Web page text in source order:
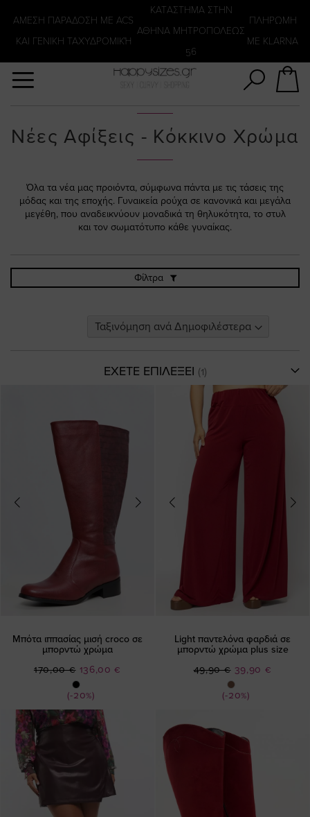
ΑΜΕΣΗ ΠΑΡΑΔΟΣΗ ΜΕ ACS
ΚΑΙ ΓΕΝΙΚΗ ΤΑΧΥΔΡΟΜΙΚΉ
KATΑΣΤΗΜΑ ΣΤΗΝ
ΑΘΗΝΑ ΜΗΤΡΟΠΟΛΕΩΣ
56
ΠΛΗΡΩΜΗ
ΜΕ KLARNA
Νέες Αφίξεις - Κόκκινο Χρώμα
Όλα τα νέα μας προιόντα, σύμφωνα πάντα με τις τάσεις της
μόδας και της εποχής. Γυναικεία ρούχα σε κανονικά και μεγάλα
μεγέθη, που αναδεικνύουν μοναδικά τη θηλυκότητα, το στυλ
και τον σωματότυπο κάθε γυναίκας.
Φίλτρα
ΕΧΕΤΕ ΕΠΙΛΕΞΕΙ
Μπότα ιππασίας μισή croco σε
μπορντώ χρώμα
(-20%)
Ειδική
Τιμή
136,00 €
170,00 €
Light παντελόνα φαρδιά σε
μπορντώ χρώμα plus size
(-20%)
Ειδική
Τιμή
39,90 €
49,90 €
Αναζήτηση